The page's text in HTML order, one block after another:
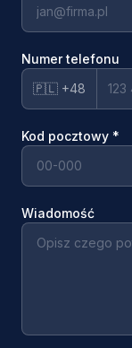
Numer telefonu
🇵🇱 +48
Kod pocztowy *
Wiadomość